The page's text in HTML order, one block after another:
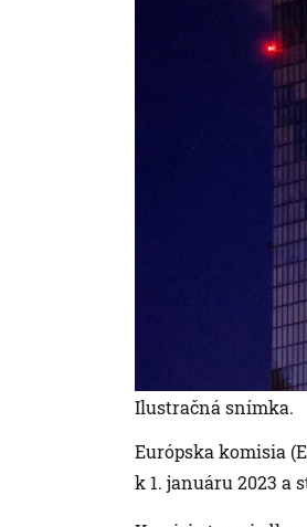
Ilustračná snímka.
Európska komisia
k 1. januáru 2023 a